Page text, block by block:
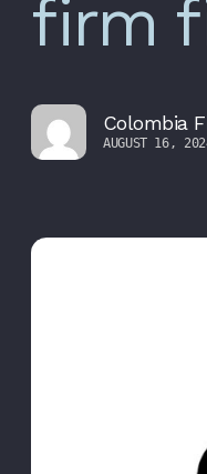
firm
Colombia
AUGUST 16,